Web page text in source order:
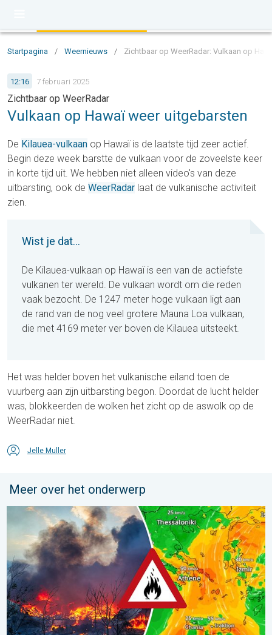
Startpagina / Weernieuws / Zichtbaar op WeerRadar: Vulkaan op
12:16 7 februari 2025
Zichtbaar op WeerRadar
Vulkaan op Hawaï weer uitgebarsten
De Kilauea-vulkaan op Hawaï is de laatste tijd zeer actief.
Begin deze week barstte de vulkaan voor de zoveelste keer
in korte tijd uit. We hebben niet alleen video's van deze
uitbarsting, ook de WeerRadar laat de vulkanische activiteit
zien.
Wist je dat...
De Kilauea-vulkaan op Hawaï is een van de actiefste
vulkanen ter wereld. De vulkaan wordt om die reden
vaak bezocht. De 1247 meter hoge vulkaan ligt aan
de rand van de nog veel grotere Mauna Loa vulkaan,
die met 4169 meter ver boven de Kilauea uitsteekt.
Het was helder boven het vulkanische eiland toen de
vuurberg aan zijn uitbarsting begon. Doordat de lucht helder
was, blokkeerden de wolken het zicht op de aswolk op de
WeerRadar niet.
Jelle Muller
Meer over het onderwerp
Ook in Zuidoost-Europa woeden bosbranden. Hitte en veel